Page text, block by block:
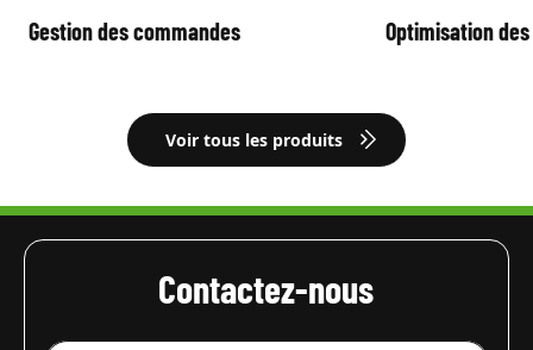
Gestion des commandes Optimisation
Voir tous les produits
Contactez-nous